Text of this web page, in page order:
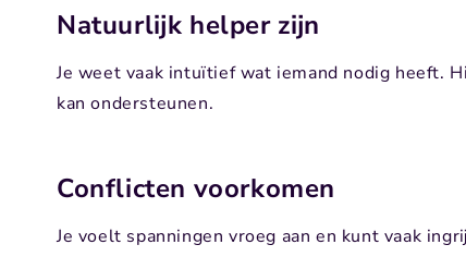
Natuurlijk helper zijn
Je weet vaak intuïtief wat iemand nodig heeft.
kan ondersteunen.
Conflicten voorkomen
Je voelt spanningen vroeg aan en kunt vaak